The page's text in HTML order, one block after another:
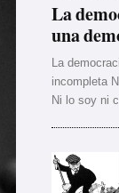
La
una
La
incompleta
Ni lo soy ni